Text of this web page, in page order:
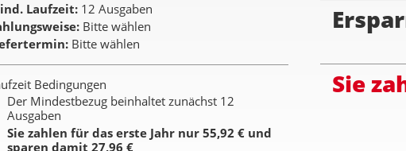
Laufzeit 12 Ausgaben
Bitte wählen
Bitte wählen
Bedingungen
Der Mindestbezug beinhaltet zunächst 12
Ausgaben
Sie zahlen für das erste Jahr nur 55,92 € und
sparen damit 27,96 €
Sie